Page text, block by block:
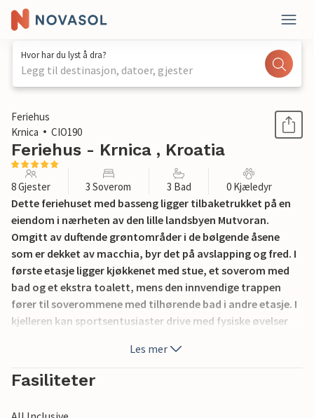
Hvor har du lyst å dra?
Legg til destinasjon, datoer, gjester
1 / 61
Feriehus
Krnica
CIO190
Feriehus - Krnica , Kroatia
8 Gjester 3 Soverom 3 Bad 0 Kjæledyr
Dette feriehuset med basseng ligger tilbaketrukket på en
eiendom i nærheten av den lille landsbyen Mutvoran.
Omgitt av duftende grøntområder i de bølgende åsene
som er dekket av macchia, byr det på avslapping og fred. I
første etasje ligger kjøkkenet med stue, et soverom med
bad og et ekstra toalett, mens den innvendige trappen
fører til soverommene med tilhørende bad i andre etasje. I
kjelleren kan sportsentusiaster drive med fysiske øvelser
boblebadet. Bassenget byr på avkjøling og badeglede.
Besøk den romerske byen Pula, som byr på mye moro med
sine monumenter og rike underholdningstilbud.
Les mer
Fasiliteter